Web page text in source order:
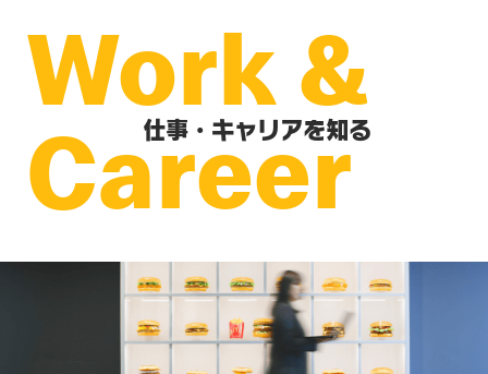
Work &
Career
仕事・キャリアを知る